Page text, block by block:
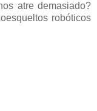
atre demasiado?
robóticos